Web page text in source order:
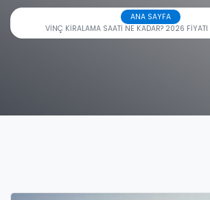
ANA SAYFA
VINÇ KIRALAMA SAATI NE KADAR? 2026 FIYATI